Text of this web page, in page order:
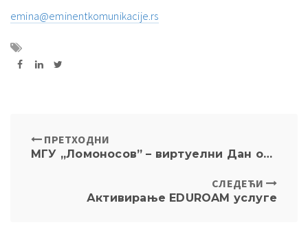
emina@eminentkomunikacije.rs
ПРЕТХОДНИ
МГУ ,,Ломоносов” – виртуелни Дан отворених врата за стране студент
СЛЕДЕЋИ
Активирање EDUROAM услуге